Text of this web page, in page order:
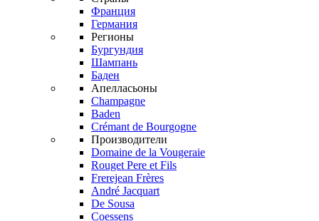
Франция
Германия
Регионы
Бургундия
Шампань
Баден
Апелласьоны
Champagne
Baden
Crémant de Bourgogne
Производители
Domaine de la Vougeraie
Rouget Pere et Fils
Frerejean Frères
André Jacquart
De Sousa
Coessens